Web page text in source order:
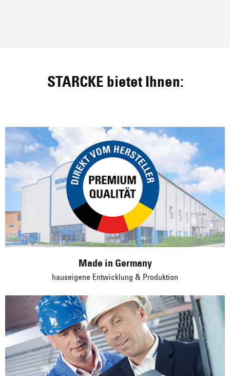
Made in Germany
hauseigene Entwicklung & Produktion
Premium Qualität
zu fairen Preisen